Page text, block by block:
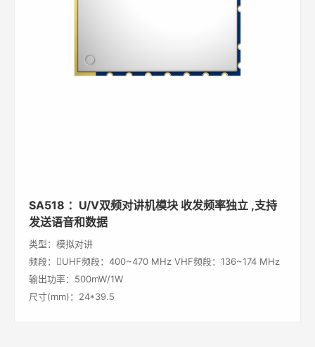
SA518 ：U/V双频对讲机模块 收发频率独立 ,支持
发送语音和数据
类型：模拟对讲
频段：UHF频段：400~470 MHz VHF频段：136~174 MHz
输出功率：500mW/1W
尺寸(mm)：24*39.5